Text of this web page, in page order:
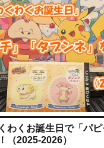
わくお誕生日で「パ
（2025-2026）